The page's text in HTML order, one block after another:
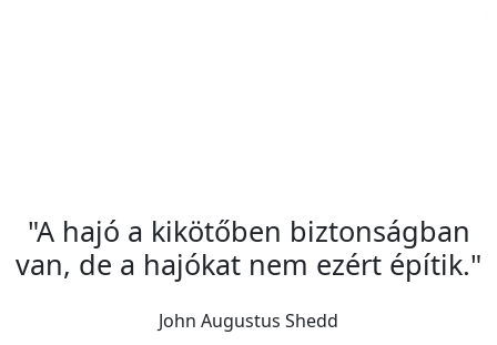
"A hajó a kikötőben biztonságban
van, de a hajókat nem ezért építik."
John Augustus Shedd